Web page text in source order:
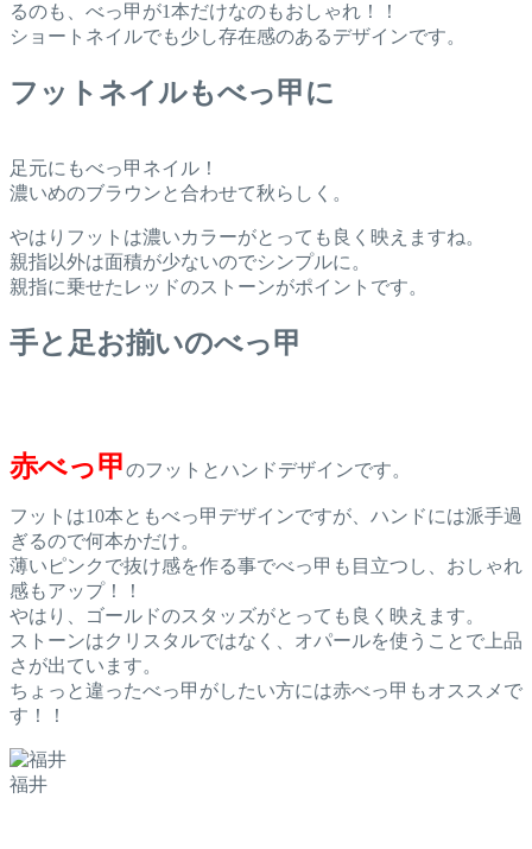
るのも、べっ甲が1本だけなのもおしゃれ！！
ショートネイルでも少し存在感のあるデザインです。
フットネイルもべっ甲に
足元にもべっ甲ネイル！
濃いめのブラウンと合わせて秋らしく。
やはりフットは濃いカラーがとっても良く映えますね。
親指以外は面積が少ないのでシンプルに。
親指に乗せたレッドのストーンがポイントです。
手と足お揃いのべっ甲
赤べっ甲のフットとハンドデザインです。
フットは10本ともべっ甲デザインですが、ハンドには派手過
ぎるので何本かだけ。
薄いピンクで抜け感を作る事でべっ甲も目立つし、おしゃれ
感もアップ！！
やはり、ゴールドのスタッズがとっても良く映えます。
ストーンはクリスタルではなく、オパールを使うことで上品
さが出ています。
ちょっと違ったべっ甲がしたい方には赤べっ甲もオススメで
す！！
福井